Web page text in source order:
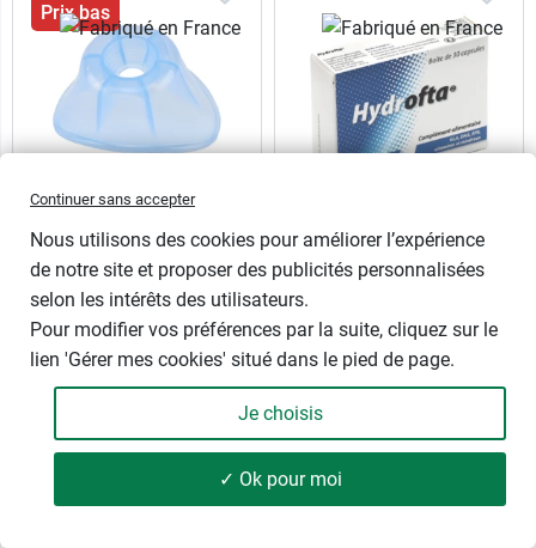
59 produits FILTRER
Prix bas
Aide-verseur de collyre
Facilite l'instillation des
gouttes et collyres dans les
yeux
7,99 €
Hydrofta capsules
GLA, DHA, EPA, vitamines et
minéraux - Anti oxydant -
Dès 15 ans
30 capsules
12,49 €
Continuer sans accepter
Nous utilisons des cookies pour améliorer l’expérience
de notre site et proposer des publicités personnalisées
selon les intérêts des utilisateurs.
Pour modifier vos préférences par la suite, cliquez sur le
lien 'Gérer mes cookies' situé dans le pied de page.
Je choisis
✓ Ok pour moi